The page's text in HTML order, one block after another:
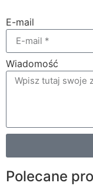
E-mail
Wiadomość
Polecane